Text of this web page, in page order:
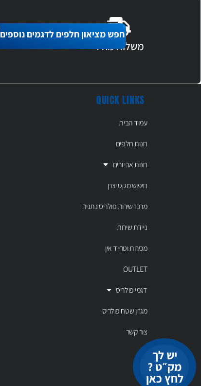
חפש מציאון חלפים לדגמים נוספים
משלוח מהיר
QUICK LINKS
עמוד הבית
חנות חלפים
חנות אביזרים
חיפוש מקט יצרן
מרכז שירות פולריס נתניה
ניידת שירות
מכירות וטרייד אין
OUTLET
דגמי פולריס
מגזין שטח פולריס
צור קשר
יש לך
מק״ט ?
לחץ כאן